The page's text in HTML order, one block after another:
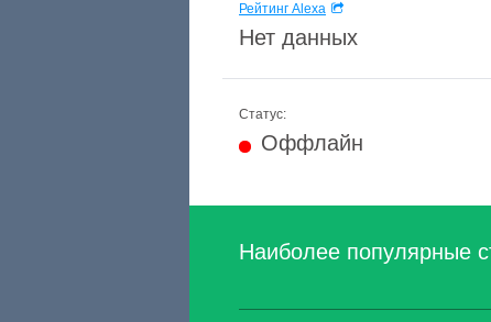
Рейтинг Alexa
Нет данных
Статус:
Оффлайн
Наиболее популярные